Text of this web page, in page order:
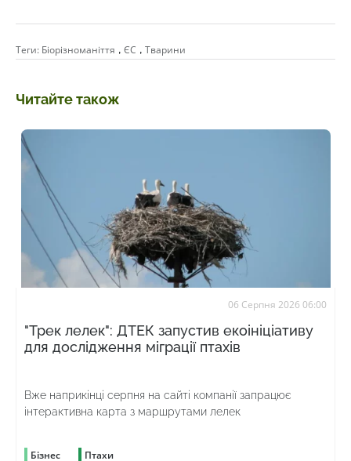
Теги: Біорізноманіття , ЄС , Тварини
Читайте також
06 Серпня 2026 06:00
"Трек лелек": ДТЕК запустив екоініціативу
для дослідження міграції птахів
Вже наприкінці серпня на сайті компанії запрацює
інтерактивна карта з маршрутами лелек
Бізнес Птахи